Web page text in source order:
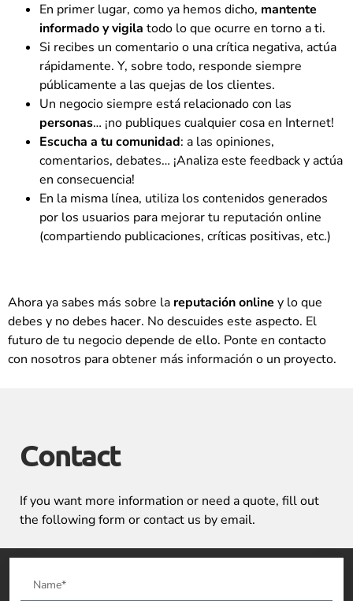
En primer lugar, como ya hemos dicho, mantente
informado y vigila todo lo que ocurre en torno a ti.
Si recibes un comentario o una crítica negativa, actúa
rápidamente. Y, sobre todo, responde siempre
públicamente a las quejas de los clientes.
Un negocio siempre está relacionado con las
personas… ¡no publiques cualquier cosa en Internet!
Escucha a tu comunidad: a las opiniones,
comentarios, debates… ¡Analiza este feedback y actúa
en consecuencia!
En la misma línea, utiliza los contenidos generados
por los usuarios para mejorar tu reputación online
(compartiendo publicaciones, críticas positivas, etc.)
Ahora ya sabes más sobre la reputación online y lo que
debes y no debes hacer. No descuides este aspecto. El
futuro de tu negocio depende de ello. Ponte en contacto
con nosotros para obtener más información o un proyecto.
Contact
If you want more information or need a quote, fill out
the following form or contact us by email.